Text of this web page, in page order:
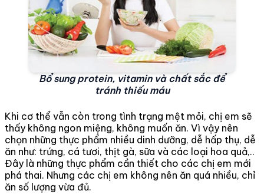
Bổ sung protein, vitamin và chất sắc để
tránh thiếu máu
Khi cơ thể vẫn còn trong tình trạng mệt mỏi, chị em sẽ
thấy không ngon miệng, không muốn ăn. Vì vậy nên
chọn những thực phẩm nhiều dinh dưỡng, dễ hấp thụ, dễ
ăn như: trứng, cá tươi, thịt gà, sữa và các loại hoa quả,..
Đây là những thực phẩm cần thiết cho các chị em mới
phá thai. Nhưng các chị em không nên ăn quá nhiều, chỉ
ăn số lượng vừa đủ.